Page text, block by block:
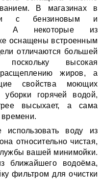
В магазинах в
с бензиновым и
А некоторые из
оснащены встроенным
отличаются большей
поскольку высокая
расщеплению жиров, а
свойства моющих
горячей водой,
высыхает, а сама
времени.
воду из
относительно чистая,
вашей минимойки.
ближайшего водоёма,
фильтром для очистки